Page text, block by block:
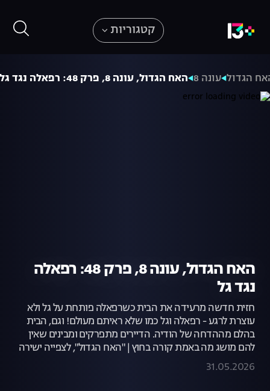
קטגוריות
הגדול עונה 8 האח הגדול, עונה 8, פרק 48: רפאלה נגד גל
האח הגדול, עונה 8, פרק 48: רפאלה
נגד גל
חזית חדשה מרעידה את הבית כשרפאלה פותחת על גל ולא
עוצרת לרגע - רפאלה וגל כמו שלא ראיתם מעולם! וגם, הבית
בהלם מההדחה של הודיה. הדיירים מתפרקים ומבינים שאין
להם מושג מה באמת קורה בחוץ | "האח הגדול", לצפייה ישירה
31.05.2026